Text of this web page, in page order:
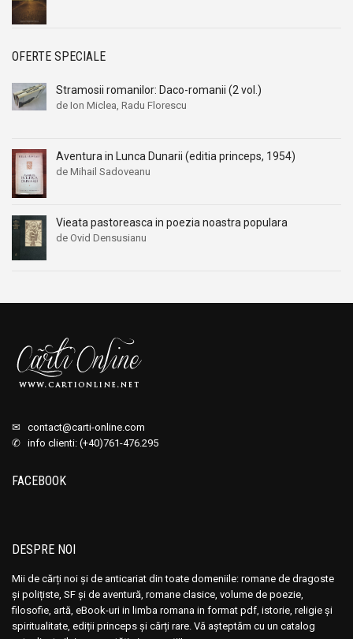
OFERTE SPECIALE
Stramosii romanilor: Daco-romanii (2 vol.)
de Ion Miclea, Radu Florescu
Aventura in Lunca Dunarii (editia princeps, 1954)
de Mihail Sadoveanu
Vieata pastoreasca in poezia noastra populara
de Ovid Densusianu
✉ contact@carti-online.com
✆ info clienti: (+40)761-476.295
FACEBOOK
DESPRE NOI
Mii de cărți noi și de anticariat din toate domeniile: romane de dragoste
și polițiste, SF și de aventură, romane clasice, volume de poezie,
filosofie, artă, eBook-uri in limba romana in format pdf, istorie, religie și
spiritualitate, ediții princeps și cărți rare. Vă așteptăm cu un catalog